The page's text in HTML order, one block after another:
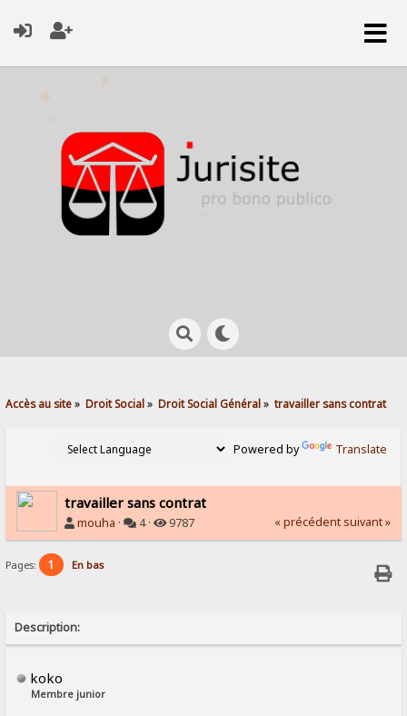
Accès au site» Droit Social» Droit Social Général» travailler sans contrat
Powered by Translate
travailler sans contrat
mouha · 4 · 9787 « précédent suivant »
Pages: 1 En bas
Description:
koko
Membre junior